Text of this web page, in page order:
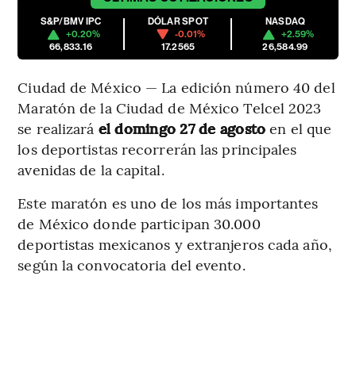
S&P/BMV IPC
+0.20%
66,833.16
DÓLAR SPOT
-0.01%
17.2565
NASDAQ
+2.59%
26,584.99
Ciudad de México — La edición número 40 del
Maratón de la Ciudad de México Telcel 2023
se realizará el domingo 27 de agosto en el que
los deportistas recorrerán las principales
avenidas de la capital.
Este maratón es uno de los más importantes
de México donde participan 30.000
deportistas mexicanos y extranjeros cada año,
según la convocatoria del evento.